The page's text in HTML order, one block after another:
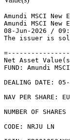
Amundi MSCI New
Amundi MSCI
08-Jun-2026 /
The issuer is
Net Asset
FUND: Amundi
DEALING DATE:
NAV PER SHARE:
NUMBER OF
CODE: NRJU LN